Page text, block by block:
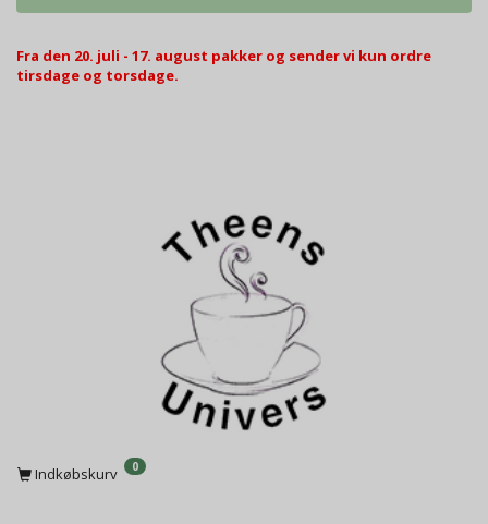
Fra den 20. juli - 17. august pakker og sender vi kun ordre
tirsdage og torsdage.
Indkøbskurv 0